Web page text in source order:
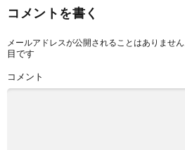
コメントを書く
メールアドレスが公開されることはありません
目です
コメント